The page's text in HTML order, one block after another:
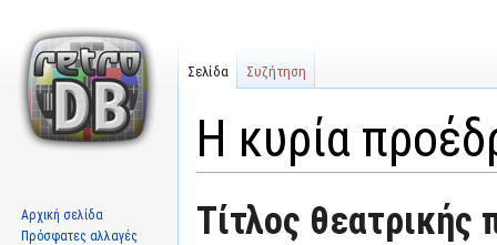
Η κυρία
Μετάβαση
στην
Πήδηση
στην
Τίτλος θεατρικής
Σελίδα Συζήτηση
Αρχική σελίδα
Πρόσφατες αλλαγές